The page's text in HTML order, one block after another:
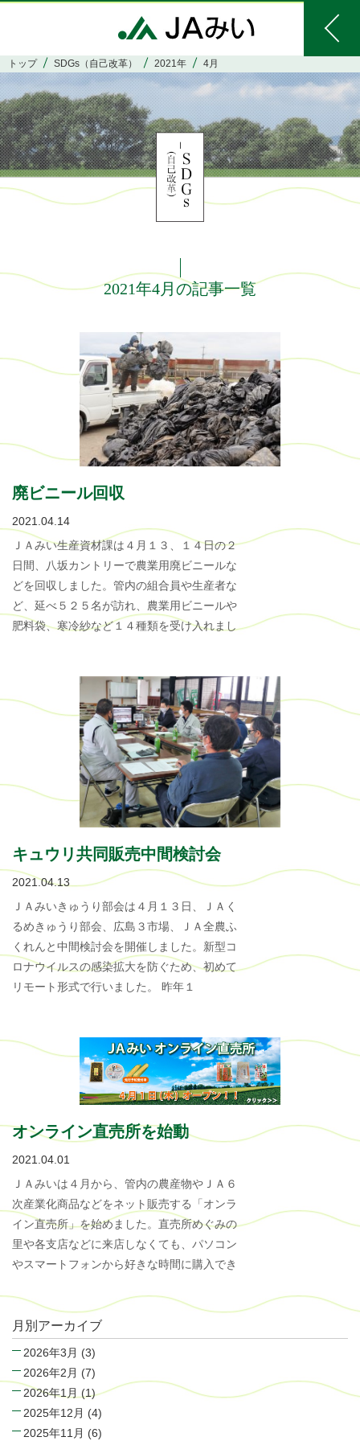
トップ SDGs（自己改革） 2021年 4月
2021年4月の記事一覧
廃ビニール回収
2021.04.14
ＪＡみい生産資材課は４月１３、１４日の２
日間、八坂カントリーで農業用廃ビニールな
どを回収しました。管内の組合員や生産者な
ど、延べ５２５名が訪れ、農業用ビニールや
肥料袋、寒冷紗など１４種類を受け入れまし
キュウリ共同販売中間検討会
2021.04.13
ＪＡみいきゅうり部会は４月１３日、ＪＡく
るめきゅうり部会、広島３市場、ＪＡ全農ふ
くれんと中間検討会を開催しました。新型コ
ロナウイルスの感染拡大を防ぐため、初めて
リモート形式で行いました。 昨年１
オンライン直売所を始動
2021.04.01
ＪＡみいは４月から、管内の農産物やＪＡ６
次産業化商品などをネット販売する「オンラ
イン直売所」を始めました。直売所めぐみの
里や各支店などに来店しなくても、パソコン
やスマートフォンから好きな時間に購入でき
月別アーカイブ
2026年3月 (3)
2026年2月 (7)
2026年1月 (1)
2025年12月 (4)
2025年11月 (6)